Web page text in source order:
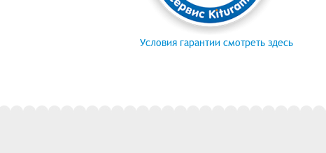
Условия гарантии смотреть здесь